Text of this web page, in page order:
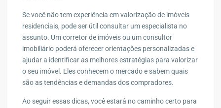
Se você não tem experiência em valorização de imóveis
residenciais, pode ser útil consultar um especialista no
assunto. Um corretor de imóveis ou um consultor
imobiliário poderá oferecer orientações personalizadas e
ajudar a identificar as melhores estratégias para valorizar
o seu imóvel. Eles conhecem o mercado e sabem quais
são as tendências e demandas dos compradores.
Ao seguir essas dicas, você estará no caminho certo para